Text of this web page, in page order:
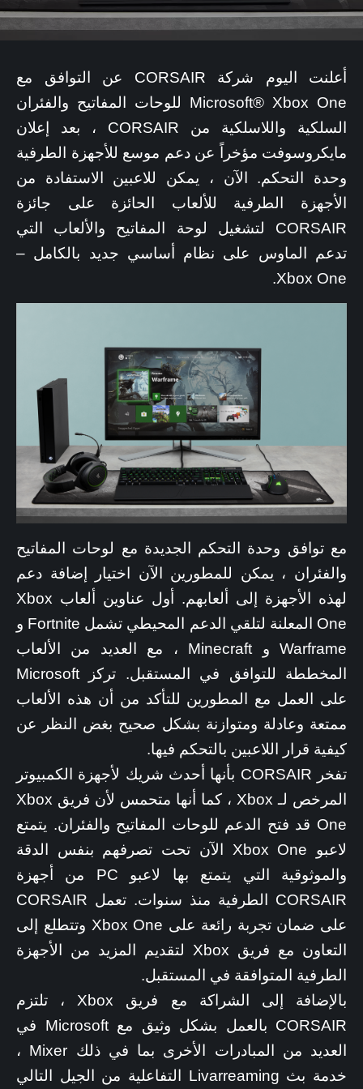
أعلنت اليوم شركة CORSAIR عن التوافق مع
Microsoft® Xbox One للوحات المفاتيح والفئران
السلكية واللاسلكية من CORSAIR ، بعد إعلان
مايكروسوفت مؤخراً عن دعم موسع للأجهزة الطرفية
وحدة التحكم. الآن ، يمكن للاعبين الاستفادة من
الأجهزة الطرفية للألعاب الحائزة على جائزة
CORSAIR لتشغيل لوحة المفاتيح والألعاب التي
تدعم الماوس على نظام أساسي جديد بالكامل –
Xbox One.
مع توافق وحدة التحكم الجديدة مع لوحات المفاتيح
والفئران ، يمكن للمطورين الآن اختيار إضافة دعم
لهذه الأجهزة إلى ألعابهم. أول عناوين ألعاب Xbox
One المعلنة لتلقي الدعم المحيطي تشمل Fortnite و
Warframe و Minecraft ، مع العديد من الألعاب
المخططة للتوافق في المستقبل. تركز Microsoft
على العمل مع المطورين للتأكد من أن هذه الألعاب
ممتعة وعادلة ومتوازنة بشكل صحيح بغض النظر عن
كيفية قرار اللاعبين بالتحكم فيها.
تفخر CORSAIR بأنها أحدث شريك لأجهزة الكمبيوتر
المرخص لـ Xbox ، كما أنها متحمس لأن فريق Xbox
One قد فتح الدعم للوحات المفاتيح والفئران. يتمتع
لاعبو Xbox One الآن تحت تصرفهم بنفس الدقة
والموثوقية التي يتمتع بها لاعبو PC من أجهزة
CORSAIR الطرفية منذ سنوات. تعمل CORSAIR
على ضمان تجربة رائعة على Xbox One وتتطلع إلى
التعاون مع فريق Xbox لتقديم المزيد من الأجهزة
الطرفية المتوافقة في المستقبل.
بالإضافة إلى الشراكة مع فريق Xbox ، تلتزم
CORSAIR بالعمل بشكل وثيق مع Microsoft في
العديد من المبادرات الأخرى بما في ذلك Mixer ،
خدمة بث Livarreaming التفاعلية من الجيل التالي